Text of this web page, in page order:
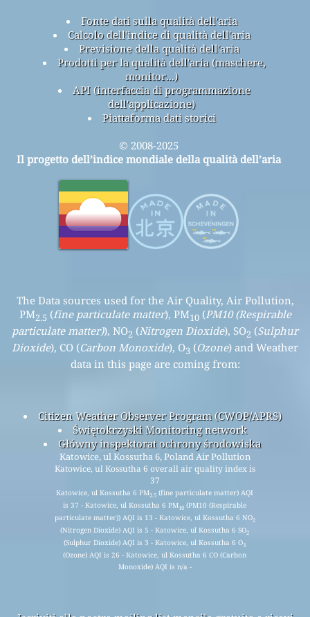
Fonte dati sulla qualità dell'aria
Calcolo dell'indice di qualità dell'aria
Previsione della qualità dell'aria
Prodotti per la qualità dell'aria (maschere,
monitor...)
API (interfaccia di programmazione
dell'applicazione)
Piattaforma dati storici
© 2008-2025
Il progetto dell’indice mondiale della qualità dell’aria
The Data sources used for the Air Quality, Air Pollution,
PM2.5 (fine particulate matter), PM10(PM10 (Respirable
particulate matter)), NO2 (Nitrogen Dioxide), SO2 (Sulphur
Dioxide), CO (Carbon Monoxide), O3 (Ozone) and Weather
data in this page are coming from:
Citizen Weather Observer Program (CWOP/APRS)
Świętokrzyski Monitoring network
Główny inspektorat ochrony środowiska
Katowice, ul Kossutha 6, Poland Air Pollution
Katowice, ul Kossutha 6 overall air quality index is
37
Katowice, ul Kossutha 6 PM2.5 (fine particulate matter) AQI
is 37 - Katowice, ul Kossutha 6 PM10 (PM10 (Respirable
particulate matter)) AQI is 13 - Katowice, ul Kossutha 6 NO2
(Nitrogen Dioxide) AQI is 5 - Katowice, ul Kossutha 6 SO2
(Sulphur Dioxide) AQI is 3 - Katowice, ul Kossutha 6 O3
(Ozone) AQI is 26 - Katowice, ul Kossutha 6 CO (Carbon
Monoxide) AQI is n/a -